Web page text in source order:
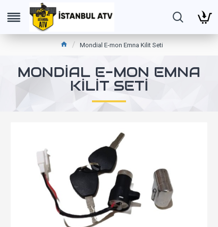
Mondial E-mon Emna Kilit Seti
MONDIAL E-MON EMNA
KILIT SETI